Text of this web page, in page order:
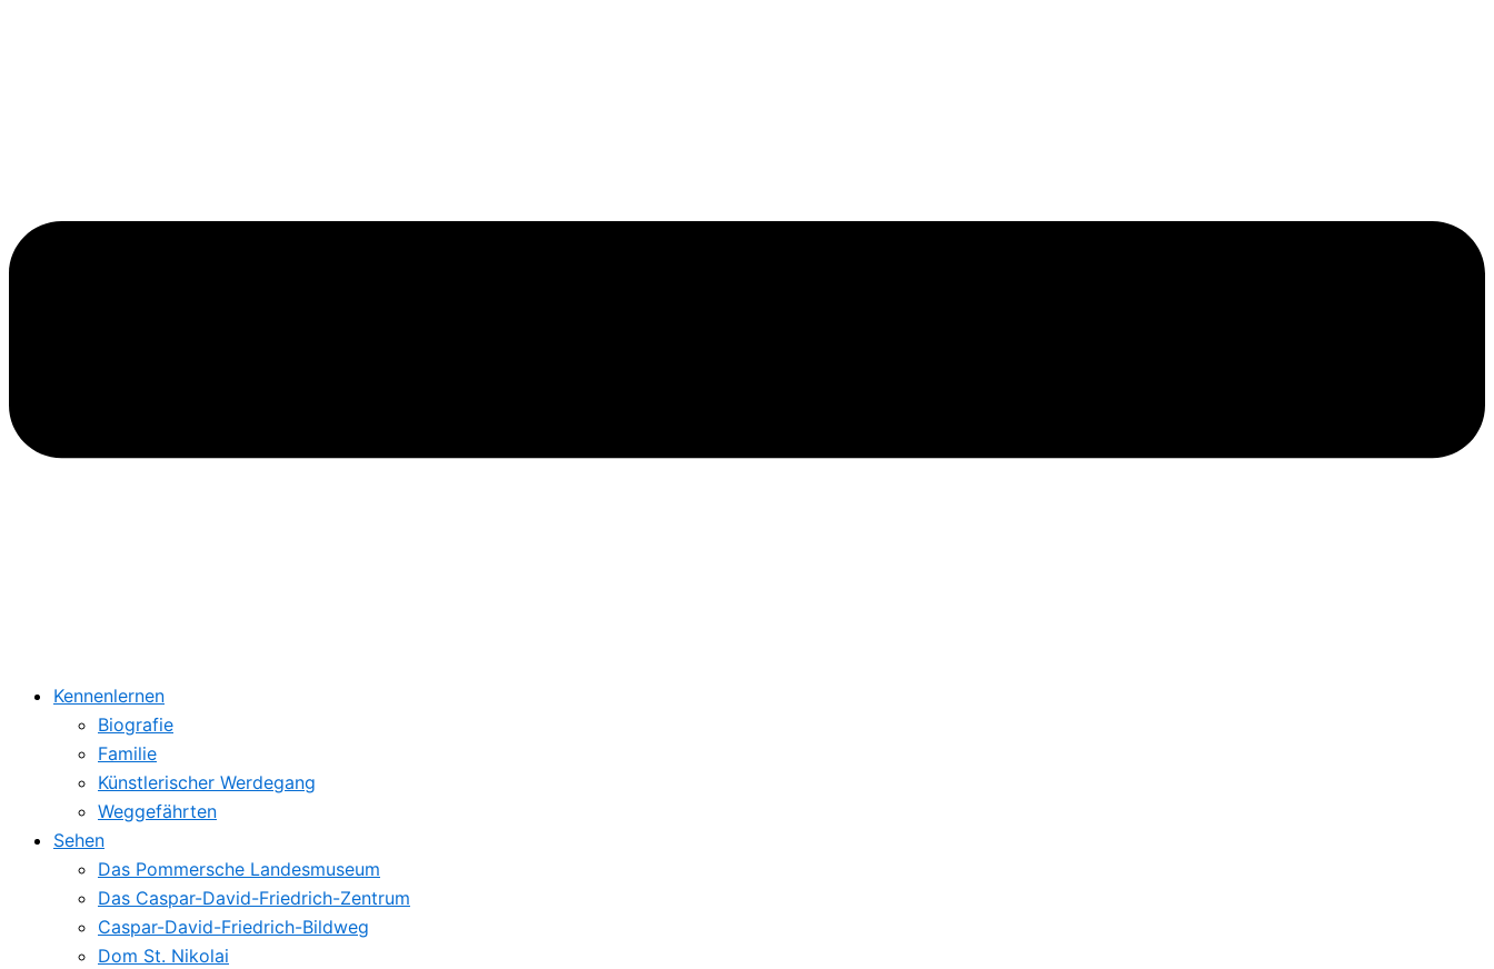
Kennenlernen
Biografie
Familie
Künstlerischer Werdegang
Weggefährten
Sehen
Das Pommersche Landesmuseum
Das Caspar-David-Friedrich-Zentrum
Caspar-David-Friedrich-Bildweg
Dom St. Nikolai